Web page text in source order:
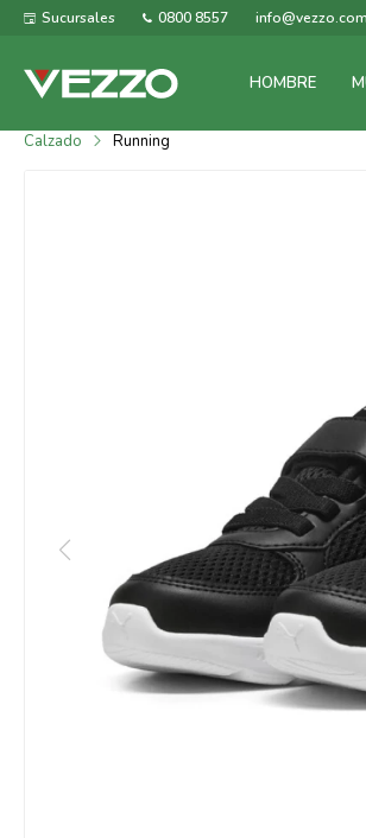
HOMBRE
Sucursales 0800 8557
Calzado Running